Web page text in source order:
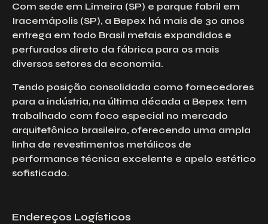
Com sede em Limeira (SP) e parque fabril em
Iracemápolis (SP), a Bepex há mais de 30 anos
entrega em todo Brasil metais expandidos e
perfurados direto da fábrica para os mais
diversos setores da economia.
Tendo posição consolidada como fornecedores
para a indústria, na última década a Bepex tem
trabalhado com foco especial no mercado
arquitetônico brasileiro, oferecendo uma ampla
linha de revestimentos metálicos de
performance técnica excelente e apelo estético
sofisticado.
Endereços Logísticos